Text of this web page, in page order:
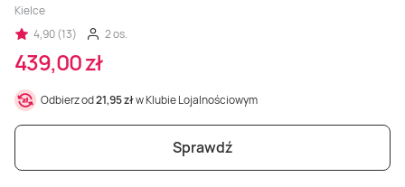
Kielce
4,90 (13)
2 os.
439,00 zł
Odbierz od21,95 złw Klubie Lojalnościowym
Sprawdź